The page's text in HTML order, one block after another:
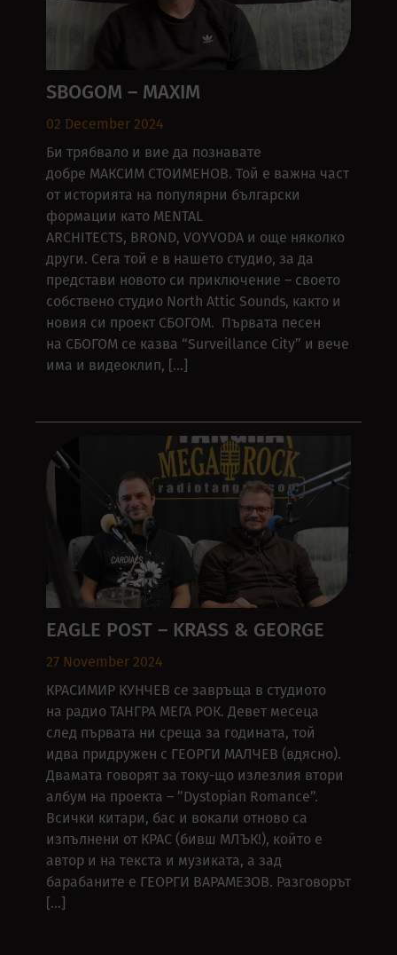
SBOGOM – MAXIM
02 December 2024
Би трябвало и вие да познавате
добре МАКСИМ СТОИМЕНОВ. Той е важна част
от историята на популярни български
формации като MENTAL
ARCHITECTS, BROND, VOYVODA и още няколко
други. Сега той е в нашето студио, за да
представи новото си приключение – своето
собствено студио North Attic Sounds, както и
новия си проект СБОГОМ. Първата песен
на СБОГОМ се казва “Surveillance City” и вече
има и видеоклип, […]
EAGLE POST – KRASS & GEORGE
27 November 2024
КРАСИМИР КУНЧЕВ се завръща в студиото
на радио ТАНГРА МЕГА РОК. Девет месеца
след първата ни среща за годината, той
идва придружен с ГЕОРГИ МАЛЧЕВ (вдясно).
Двамата говорят за току-що излезлия втори
албум на проекта – ”Dystopian Romance”.
Всички китари, бас и вокали отново са
изпълнени от КРАС (бивш МЛЪК!), който е
автор и на текста и музиката, а зад
барабаните е ГЕОРГИ ВАРАМЕЗОВ. Разговорът
[…]